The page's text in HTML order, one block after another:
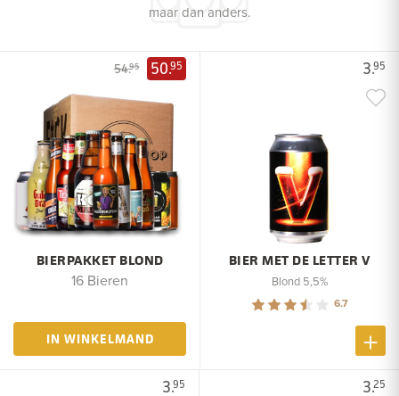
maar dan anders.
54.95 50.95
BIERPAKKET BLOND
16 Bieren
IN WINKELMAND
3.95
BIER MET DE LETTER V
Blond 5,5%
6.7
3.95 3.25